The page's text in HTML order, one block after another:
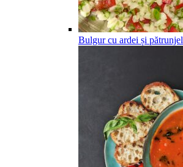
Bulgur cu ardei și pătrunjel